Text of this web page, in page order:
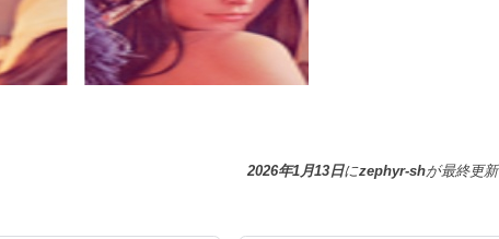
2026年1月13日にzephyr-shが最終更新